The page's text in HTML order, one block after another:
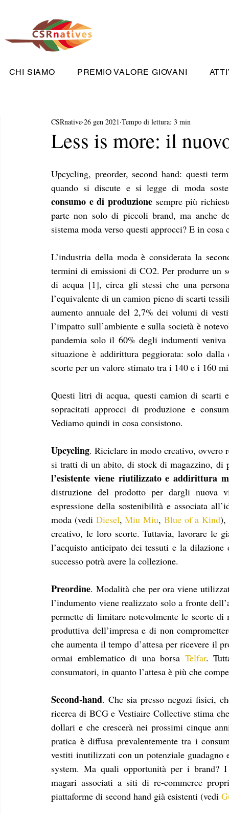
CHI SIAMO PREMIO VALORE GIOVANI
Less is more: il
CSRnative 26 gen 2021 Tempo di lettura: 3 min
Upcycling, preorder, second hand: questi
quando si discute e si legge di moda
consumo e di produzione sempre più
parte non solo di piccoli brand, ma anche
sistema moda verso questi approcci? E in cosa
L’industria della moda è considerata la
termini di emissioni di CO2. Per produrre un
di acqua [1], circa gli stessi che una
l’equivalente di un camion pieno di scarti
aumento annuale del 2,7% dei volumi di
l’impatto sull’ambiente e sulla società è
pandemia solo il 60% degli indumenti
situazione è addirittura peggiorata: solo dalla
scorte per un valore stimato tra i 140 e i 160
Questi litri di acqua, questi camion di scarti
sopracitati approcci di produzione e
Vediamo quindi in cosa consistono.
Upcycling. Riciclare in modo creativo, ovvero
l’esistente viene riutilizzato e addirittura
distruzione del prodotto per dargli nuova
espressione della sostenibilità e associata
moda (vedi Diesel, Miu Miu, Blue of a Kind),
creativo, le loro scorte. Tuttavia, lavorare le
l’acquisto anticipato dei tessuti e la
successo potrà avere la collezione.
Preordine. Modalità che per ora viene
l’indumento viene realizzato solo a fronte
permette di limitare notevolmente le scorte
produttiva dell’impresa e di non
che aumenta il tempo d’attesa per ricevere il
ormai emblematico di una borsa Telfar.
consumatori, in quanto l’attesa è più che
Second-hand. Che sia presso negozi fisici,
ricerca di BCG e Vestiaire Collective stima
dollari e che crescerà nei prossimi cinque
pratica è diffusa prevalentemente tra i
vestiti inutilizzati con un potenziale
system. Ma quali opportunità per i brand?
magari associati a siti di re-commerce
piattaforme di second hand già esistenti (vedi